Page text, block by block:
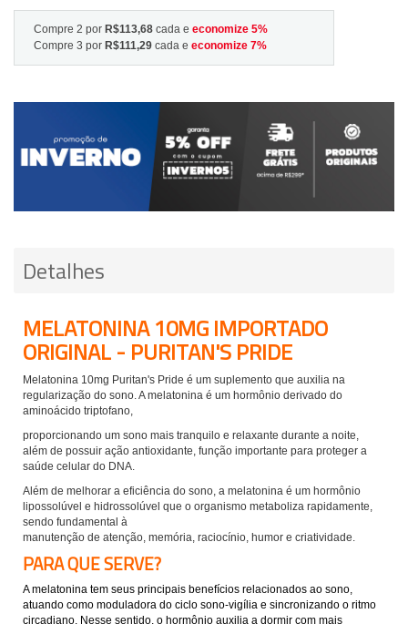
Compre 2 por R$113,68 cada e economize 5%
Compre 3 por R$111,29 cada e economize 7%
Detalhes
MELATONINA 10MG IMPORTADO
ORIGINAL - PURITAN'S PRIDE
Melatonina 10mg Puritan's Pride é um suplemento que auxilia na
regularização do sono. A melatonina é um hormônio derivado do
aminoácido triptofano,
proporcionando um sono mais tranquilo e relaxante durante a noite,
além de possuir ação antioxidante, função importante para proteger a
saúde celular do DNA.
Além de melhorar a eficiência do sono, a melatonina é um hormônio
lipossolúvel e hidrossolúvel que o organismo metaboliza rapidamente,
sendo fundamental à
manutenção de atenção, memória, raciocínio, humor e criatividade.
PARA QUE SERVE?
A melatonina tem seus principais benefícios relacionados ao sono,
atuando como moduladora do ciclo sono-vigília e sincronizando o ritmo
circadiano. Nesse sentido, o hormônio auxilia a dormir com mais